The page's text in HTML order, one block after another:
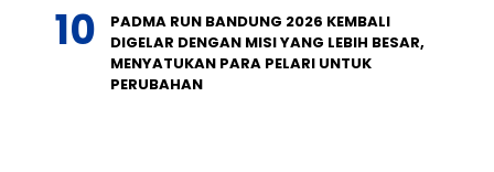
PADMA RUN BANDUNG 2026 KEMBALI
DIGELAR DENGAN MISI YANG LEBIH BESAR,
MENYATUKAN PARA PELARI UNTUK
PERUBAHAN